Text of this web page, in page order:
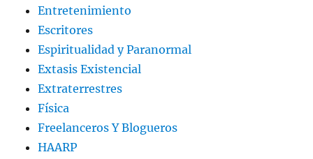
Entretenimiento
Escritores
Espiritualidad y Paranormal
Extasis Existencial
Extraterrestres
Física
Freelanceros Y Blogueros
HAARP